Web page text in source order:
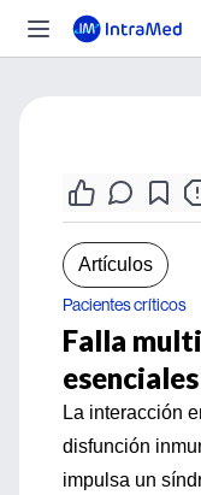
Artículos
Pacientes críticos
Falla
esenciales
La interacción
disfunción
impulsa un